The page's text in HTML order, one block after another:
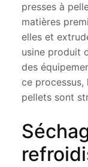
presses à
matières
elles et
usine produit
des
ce
pellets sont